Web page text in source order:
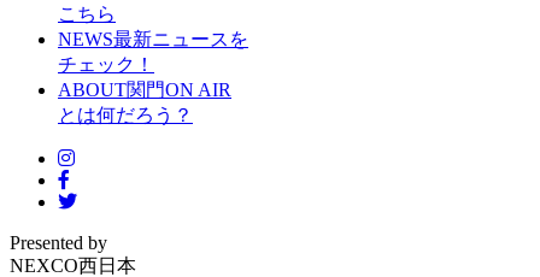
こちら
NEWS最新ニュースを
チェック！
ABOUT関門ON AIR
とは何だろう？
Presented by
NEXCO西日本